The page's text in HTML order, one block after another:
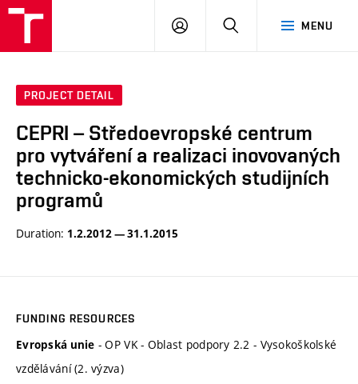
MENU
LOG
SEARCH
PROJECT DETAIL
CEPRI – Středoevropské centrum
pro vytváření a realizaci inovovaných
technicko-ekonomických studijních
programů
Duration: 1.2.2012 — 31.1.2015
FUNDING RESOURCES
Evropská unie - OP VK - Oblast podpory 2.2 - Vysokoškolské
vzdělávání (2. výzva)